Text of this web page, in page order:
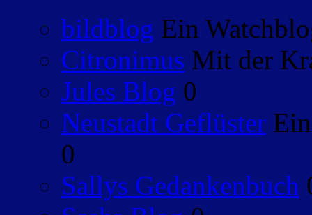
bildblog Ein
Citronimus Mit der
Jules Blog 0
Neustadt Geflüster
0
Sallys Gedankenbuch